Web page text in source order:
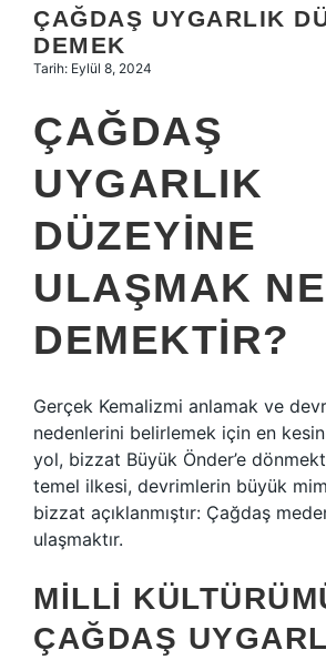
Hakkımızda
ÇAĞDAŞ UYGARLIK
DEMEK
Tarih: Eylül 8, 2024
ÇAĞDAŞ
UYGARLIK
DÜZEYINE
ULAŞMAK NE
DEMEKTIR?
Gerçek Kemalizmi anlamak ve
nedenlerini belirlemek için en
yol, bizzat Büyük Önder’e
temel ilkesi, devrimlerin büyük
bizzat açıklanmıştır: Çağdaş
ulaşmaktır.
MILLI
ÇAĞDAŞ